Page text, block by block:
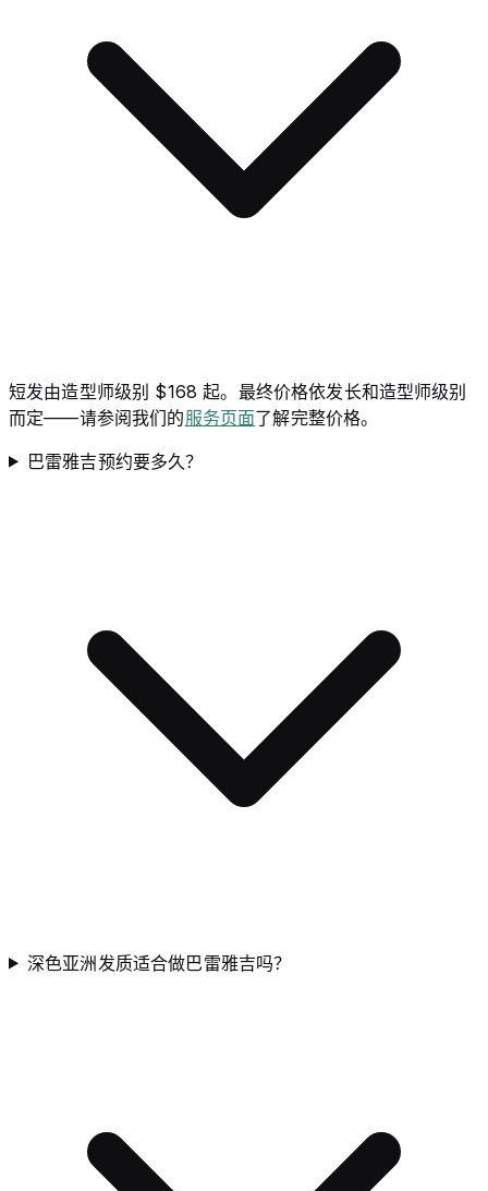
短发由造型师级别 $168 起。最终价格依发长和造型师级别
而定——请参阅我们的服务页面了解完整价格。
巴雷雅吉预约要多久？
深色亚洲发质适合做巴雷雅吉吗？